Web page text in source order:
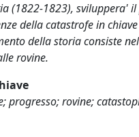
(1822-1823), sviluppera' il
della catastrofe in
della storia consiste
rovine.
progresso; rovine;